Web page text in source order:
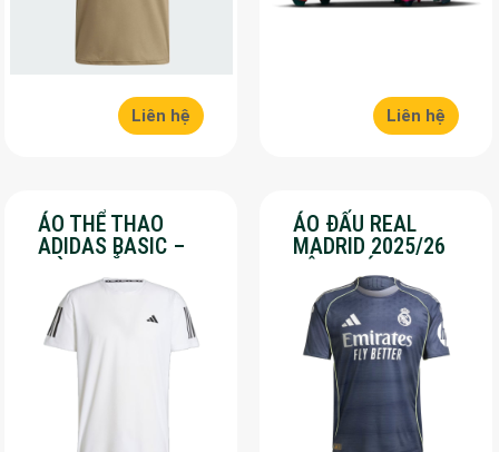
Liên hệ Liên hệ
ÁO THỂ THAO
ADIDAS BASIC –
MÀU TRẮNG – SALE
70%
ÁO ĐẤU REAL
MADRID 2025/26
SÂN KHÁCH – SALE
50%